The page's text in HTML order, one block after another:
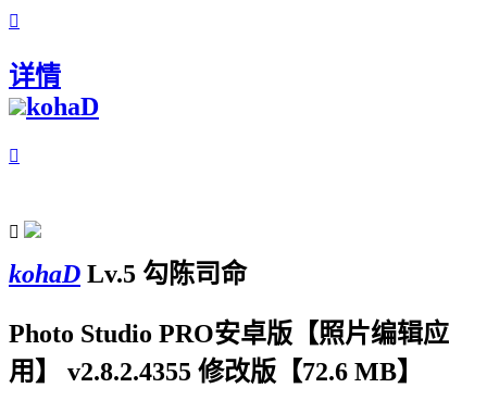

详情
kohaD


kohaD Lv.5 勾陈司命
Photo Studio PRO安卓版【照片编辑应
用】 v2.8.2.4355 修改版【72.6 MB】